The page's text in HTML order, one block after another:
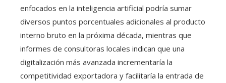
enfocados en la inteligencia artificial podría sumar
diversos puntos porcentuales adicionales al producto
interno bruto en la próxima década, mientras que
informes de consultoras locales indican que una
digitalización más avanzada incrementaría la
competitividad exportadora y facilitaría la entrada de